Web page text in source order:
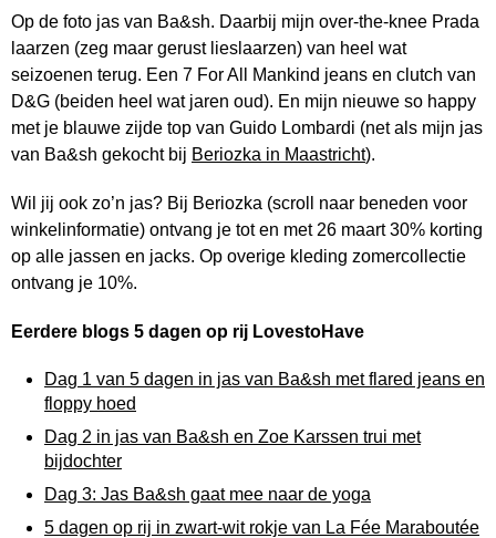
Op de foto jas van Ba&sh. Daarbij mijn over-the-knee Prada
laarzen (zeg maar gerust lieslaarzen) van heel wat
seizoenen terug. Een 7 For All Mankind jeans en clutch van
D&G (beiden heel wat jaren oud). En mijn nieuwe so happy
met je blauwe zijde top van Guido Lombardi (net als mijn jas
van Ba&sh gekocht bij Beriozka in Maastricht).
Wil jij ook zo’n jas? Bij Beriozka (scroll naar beneden voor
winkelinformatie) ontvang je tot en met 26 maart 30% korting
op alle jassen en jacks. Op overige kleding zomercollectie
ontvang je 10%.
Eerdere blogs 5 dagen op rij LovestoHave
Dag 1 van 5 dagen in jas van Ba&sh met flared jeans en
floppy hoed
Dag 2 in jas van Ba&sh en Zoe Karssen trui met
bijdochter
Dag 3: Jas Ba&sh gaat mee naar de yoga
5 dagen op rij in zwart-wit rokje van La Fée Maraboutée